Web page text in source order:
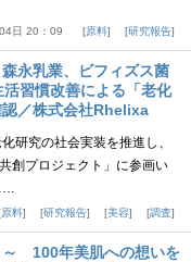
日 20：09 原料 研究報告
永乳業、ビフィズス菌
習慣改善による「老化
／株式会社Rhelixa
研究の社会実装を推進し、
創プロジェクト」に参画い
原料 研究報告 美容 調査
～ 100年美肌への想いを